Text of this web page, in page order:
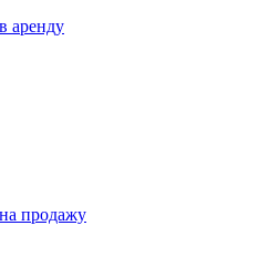
аренду
продажу